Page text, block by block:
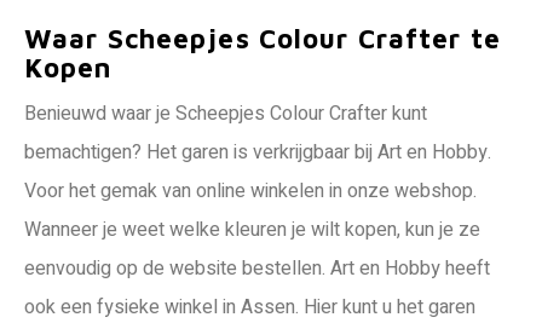
Waar Scheepjes Colour Crafter te
Kopen
Benieuwd waar je Scheepjes Colour Crafter kunt
bemachtigen? Het garen is verkrijgbaar bij Art en Hobby.
Voor het gemak van online winkelen in onze webshop.
Wanneer je weet welke kleuren je wilt kopen, kun je ze
eenvoudig op de website bestellen. Art en Hobby heeft
ook een fysieke winkel in Assen. Hier kunt u het garen